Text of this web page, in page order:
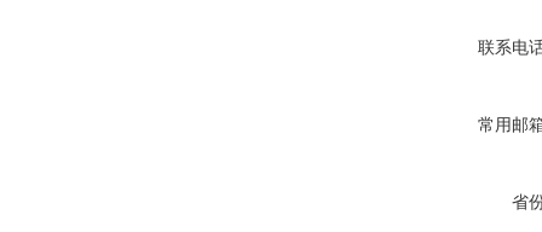
联系电
常用邮
省